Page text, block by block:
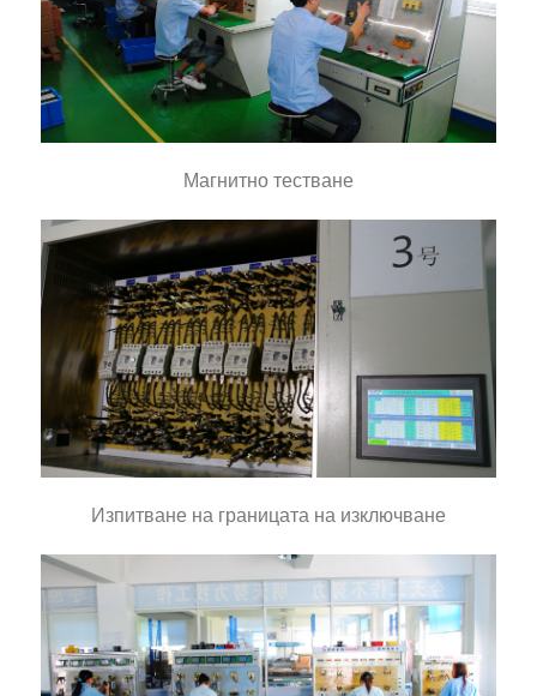
Магнитно тестване
Изпитване на границата на изключване